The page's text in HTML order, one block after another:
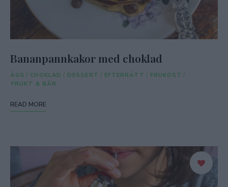
Bananpannkakor med choklad
ÄGG / CHOKLAD / DESSERT / EFTERRÄTT / FRUKOST /
FRUKT & BÄR
READ MORE